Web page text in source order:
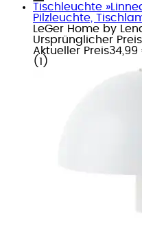
Tischleuchte
Pilzleuchte,
LeGer Home by
Ursprünglicher Preis
Aktueller Preis34,99
( 1 )